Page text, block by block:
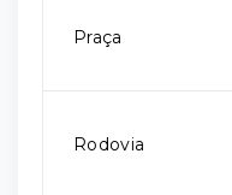
Praça
Rodovia